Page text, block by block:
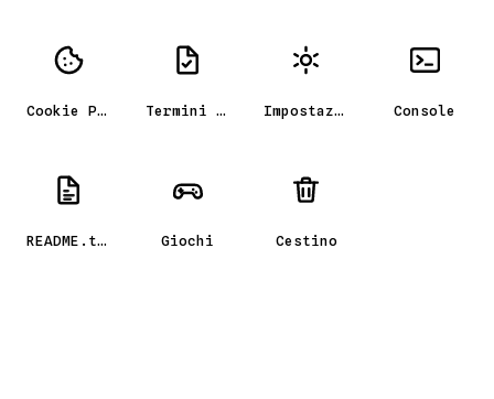
Cookie Policy Termini e condizioni Impostazioni Console
README.txt Giochi Cestino